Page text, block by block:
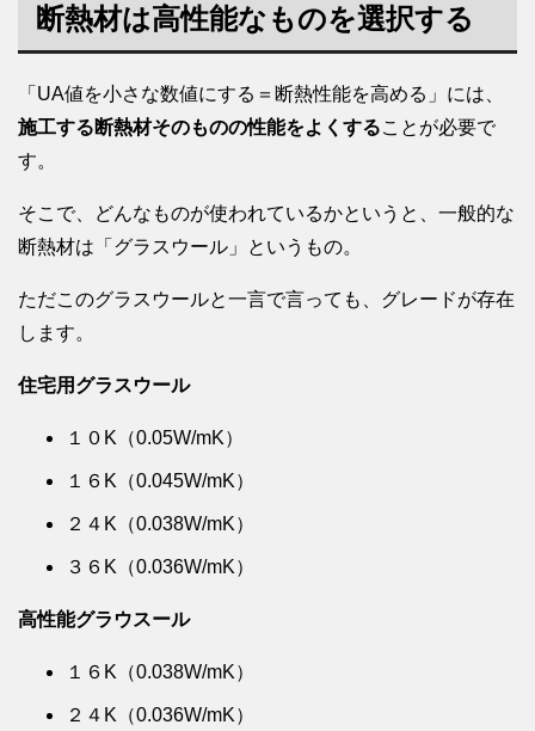
断熱材は高性能なものを選択する
「UA値を小さな数値にする＝断熱性能を高める」には、
施工する断熱材そのものの性能をよくすることが必要で
す。
そこで、どんなものが使われているかというと、一般的な
断熱材は「グラスウール」というもの。
ただこのグラスウールと一言で言っても、グレードが存在
します。
住宅用グラスウール
１０K（0.05W/mK）
１６K（0.045W/mK）
２４K（0.038W/mK）
３６K（0.036W/mK）
高性能グラウスール
１６K（0.038W/mK）
２４K（0.036W/mK）